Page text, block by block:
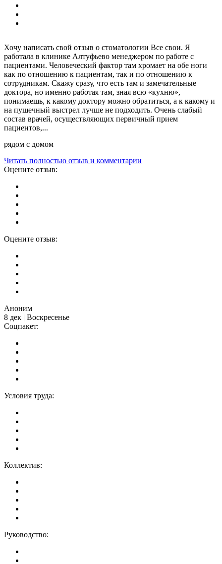
Хочу написать свой отзыв о стоматологии Все свои. Я
работала в клинике Алтуфьево менеджером по работе с
пациентами. Человеческий фактор там хромает на обе ноги
как по отношению к пациентам, так и по отношению к
сотрудникам. Скажу сразу, что есть там и замечательные
доктора, но именно работая там, зная всю «кухню»,
понимаешь, к какому доктору можно обратиться, а к какому и
на пушечный выстрел лучше не подходить. Очень слабый
состав врачей, осуществляющих первичный прием
пациентов,...
рядом с домом
Читать полностью отзыв и комментарии
Оцените отзыв:
Оцените отзыв:
Аноним
8 дек | Воскресенье
Соцпакет:
Условия труда:
Коллектив:
Руководство: